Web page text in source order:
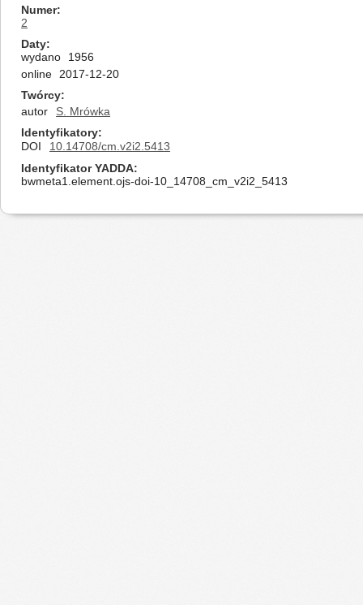
Numer
2
Daty
wydano
1956
online
2017-12-20
Twórcy
autor
S. Mrówka
Identyfikatory
DOI
10.14708/cm.v2i2.5413
Identyfikator YADDA
bwmeta1.element.ojs-doi-10_14708_cm_v2i2_5413